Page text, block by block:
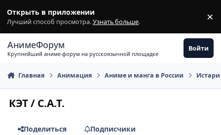
Открыть в приложении
Лучший способ просмотра.Узнать больше. ×
АнимеФорум
Крупнейший аниме-форум на русскоязычной площадке
Войти
Главная Анимация Аниме и манга в России
КЭТ / C.A.T.
Поделиться Подписчики